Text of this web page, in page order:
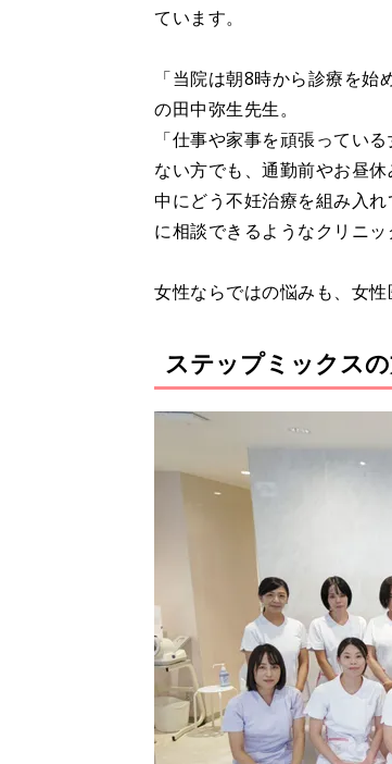
ています。
「当院は朝8時から診療を
の田中弥生先生。
「仕事や家事を頑張ってい
ない方でも、通勤前やお昼
中にどう不妊治療を組み入
に相談できるようなクリニッ
女性ならではの悩みも、女性
ステップミックス